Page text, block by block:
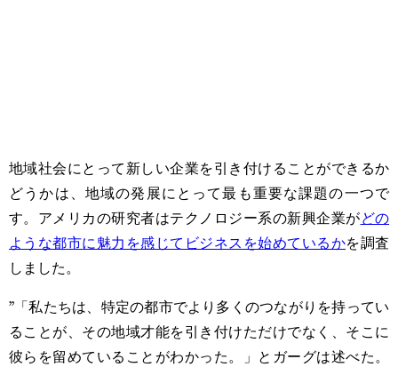
地域社会にとって新しい企業を引き付けることができるか
どうかは、地域の発展にとって最も重要な課題の一つで
す。アメリカの研究者はテクノロジー系の新興企業がどの
ような都市に魅力を感じてビジネスを始めているかを調査
しました。
”「私たちは、特定の都市でより多くのつながりを持ってい
ることが、その地域才能を引き付けただけでなく、そこに
彼らを留めていることがわかった。」とガーグは述べた。